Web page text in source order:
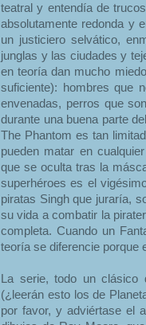
teatral y entendía de
absolutamente redonda y
un justiciero selvático,
junglas y las ciudades y
en teoría dan mucho
suficiente): hombres que
envenadas, perros que
durante una buena parte
The Phantom es tan
pueden matar en
que se oculta tras la
superhéroes es el
piratas Singh que juraría,
su vida a combatir la
completa. Cuando un
teoría se diferencie porque
La serie, todo un clásico
(¿leerán esto los de
por favor, y adviértase el